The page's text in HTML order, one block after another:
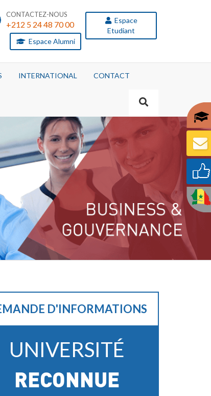
CONTACTEZ-NOUS
+212 5 24 48 70 00
Espace
Etudiant
Espace Alumni
INTERNATIONAL CONTACT
D'INFORMATIONS
UNIVERSITÉ
RECONNUE